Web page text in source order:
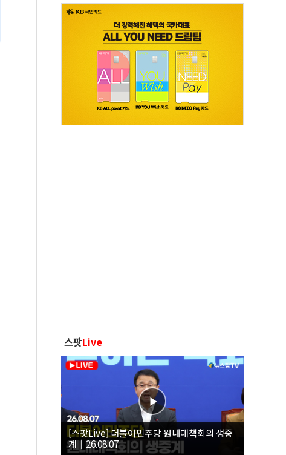
스팟Live
[스팟Live] 더불어민주당 원내대책회의 생중
계｜26.08.07